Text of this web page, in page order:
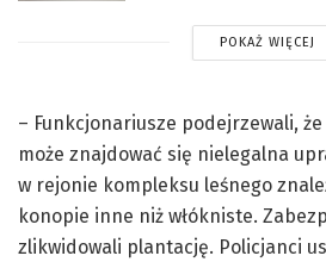
POKAŻ WIĘCEJ
– Funkcjonariusze podejrzewali,
może znajdować się nielegalna
w rejonie kompleksu leśnego
konopie inne niż włókniste.
zlikwidowali plantację. Policjanci